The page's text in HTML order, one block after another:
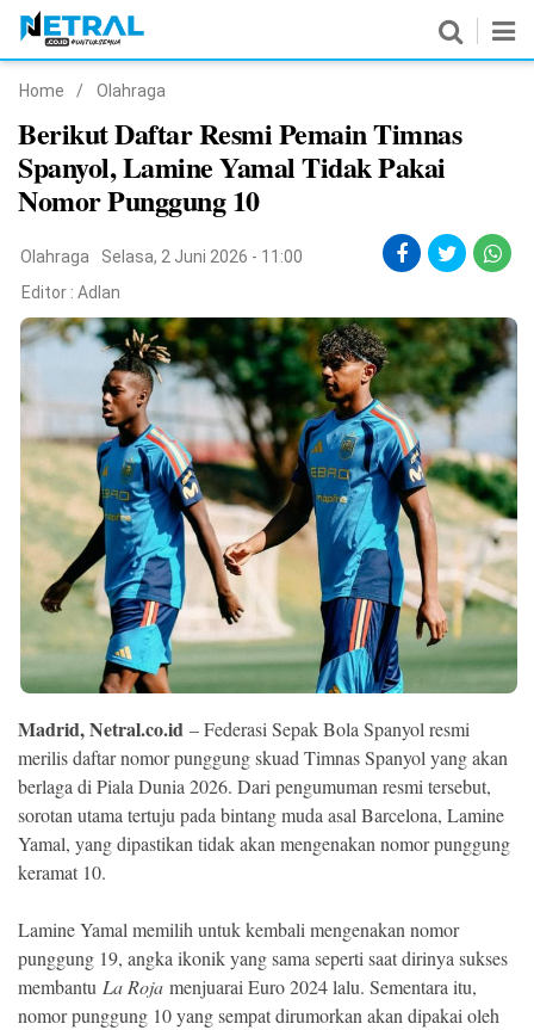
Nasional
Pemerintahan
Politik
Hukrim
Pendidikan
Peristiwa
Olahraga
Ekonomi
Memori
2026
NETRAL
.
All
Reserved
Home / Olahraga
Berikut Daftar Resmi Pemain Timnas
Spanyol, Lamine Yamal Tidak Pakai
Nomor Punggung 10
Olahraga
Selasa, 2 Juni 2026 - 11:00
Editor : Adlan
Madrid, Netral.co.id – Federasi Sepak Bola Spanyol resmi
merilis daftar nomor punggung skuad Timnas Spanyol yang akan
berlaga di Piala Dunia 2026. Dari pengumuman resmi tersebut,
sorotan utama tertuju pada bintang muda asal Barcelona, Lamine
Yamal, yang dipastikan tidak akan mengenakan nomor punggung
keramat 10.
Lamine Yamal memilih untuk kembali mengenakan nomor
punggung 19, angka ikonik yang sama seperti saat dirinya sukses
membantu La Roja menjuarai Euro 2024 lalu. Sementara itu,
nomor punggung 10 yang sempat dirumorkan akan dipakai oleh